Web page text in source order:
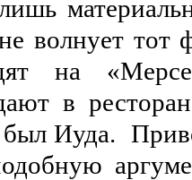
волнует тот
на
в
был Иуда.